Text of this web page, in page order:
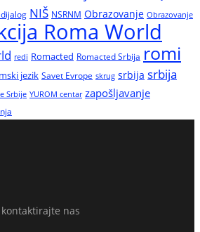
NIŠ NSRNM Obrazovanje Obrazovanje
Roma World
redi Romacted Romacted Srbija romi
jezik Savet Evrope skrug srbija srbija
Srbije YUROM centar zapošljavanje
nas